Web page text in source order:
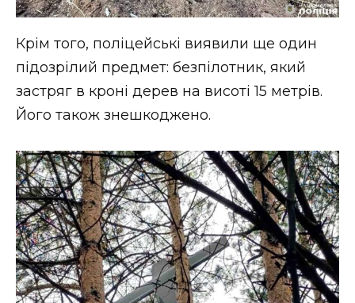
Крім того, поліцейські виявили ще один
підозрілий предмет: безпілотник, який
застряг в кроні дерев на висоті 15 метрів.
Його також знешкоджено.